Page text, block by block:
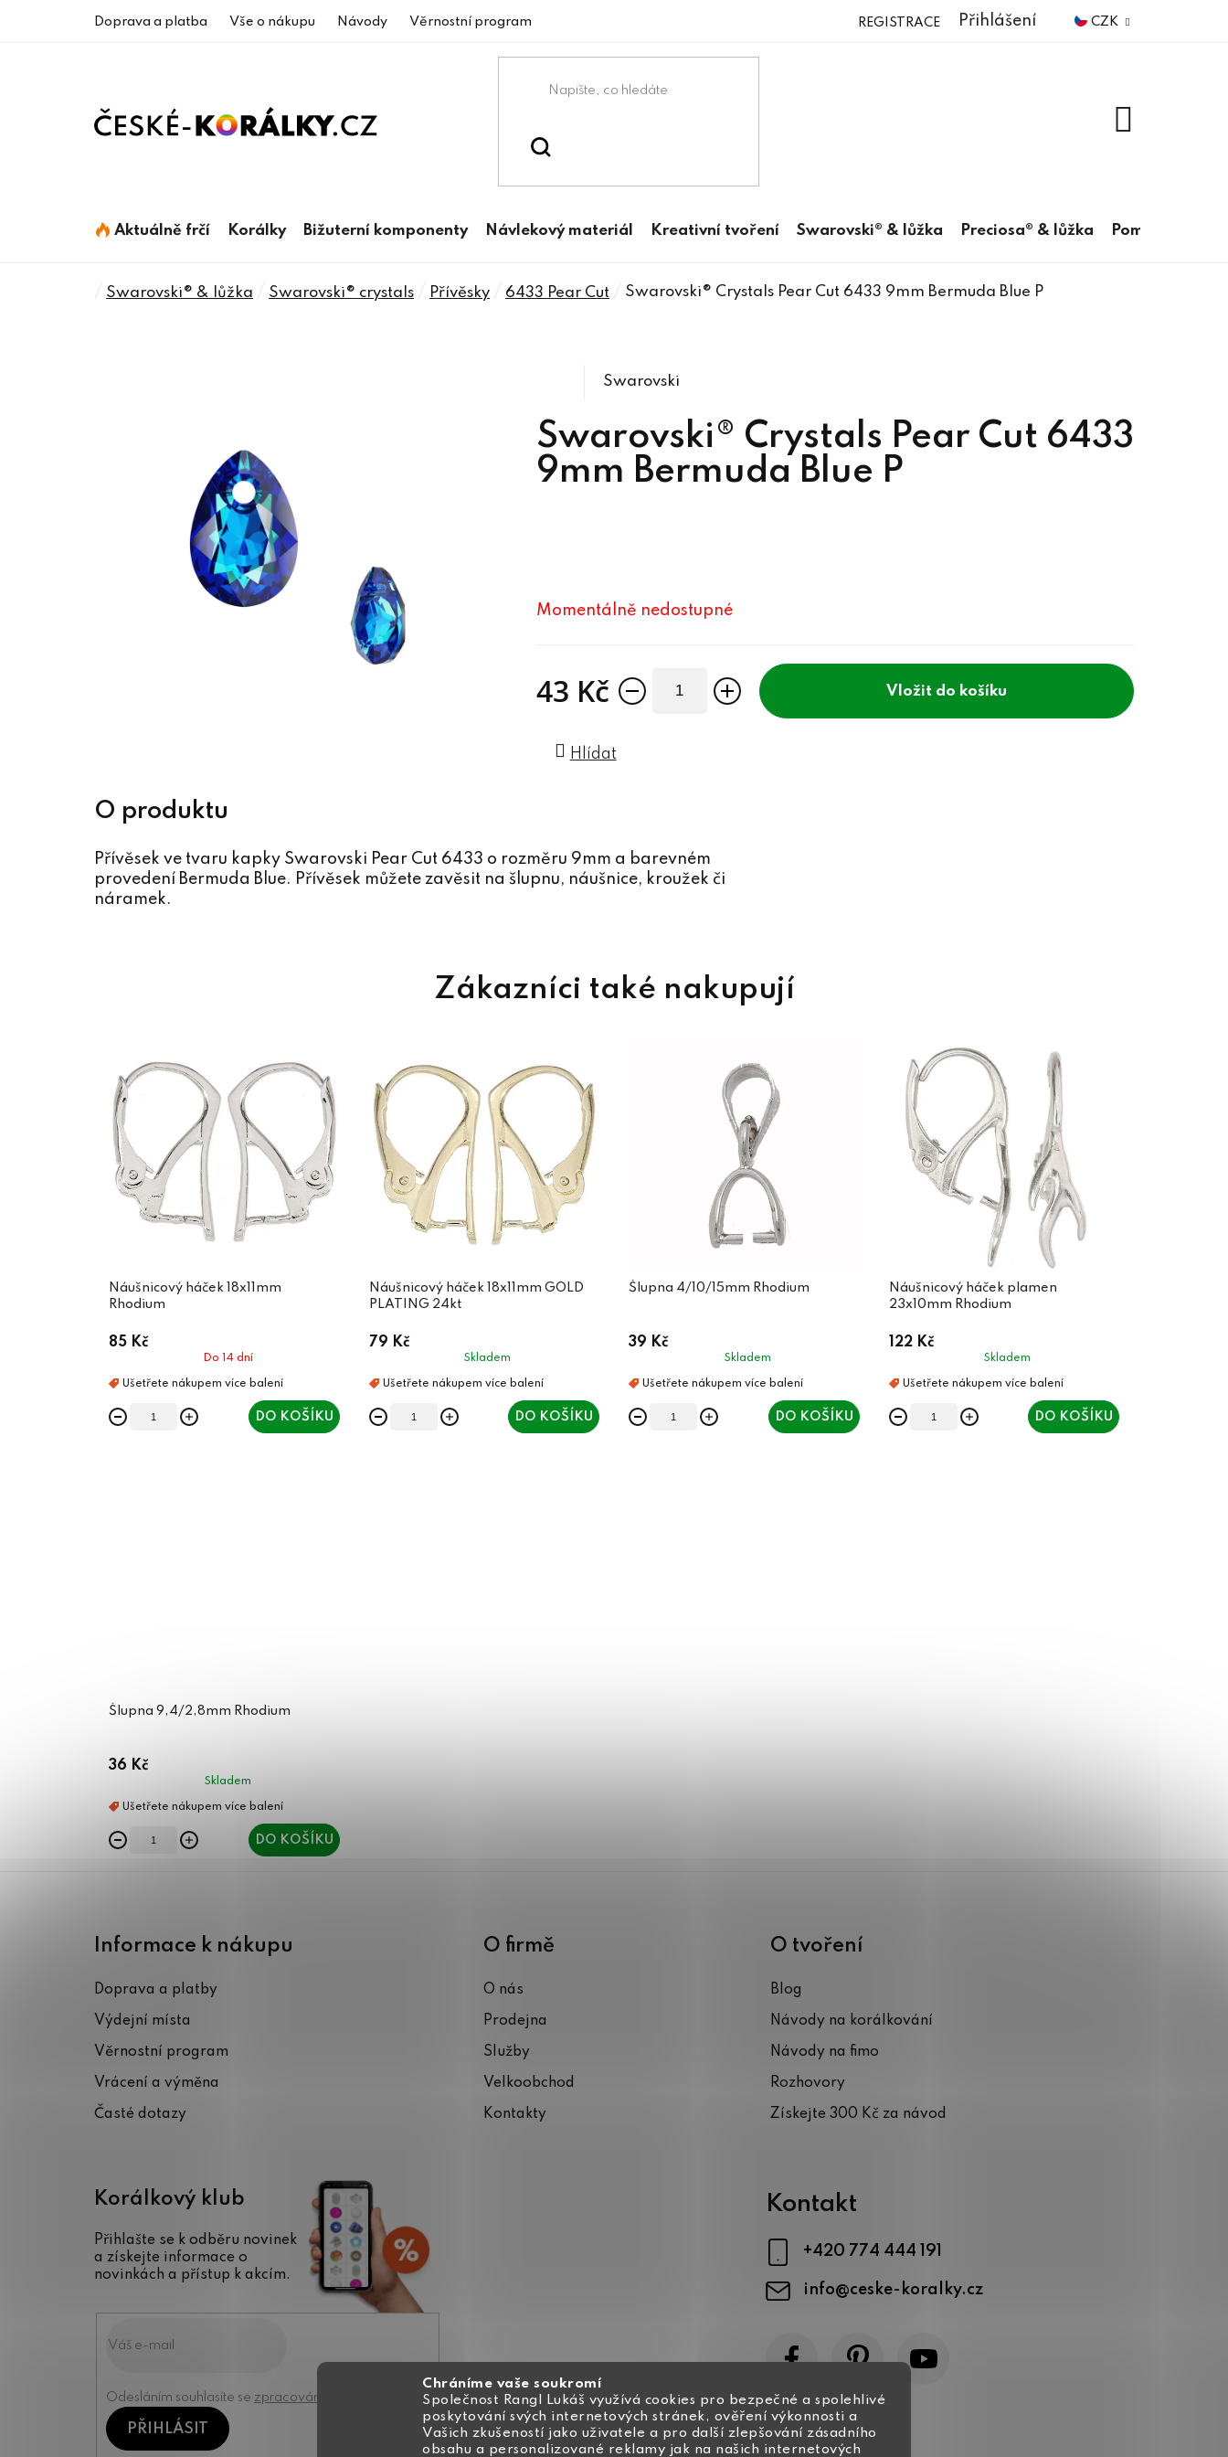
Chráníme vaše soukromí
Společnost Rangl Lukáš využívá cookies pro bezpečné a spolehlivé
poskytování svých internetových stránek, ověření výkonnosti a
Vašich zkušeností jako uživatele a pro další zlepšování zásadního
obsahu a personalizované reklamy jak na našich internetových
Doprava a platba Vše o nákupu Návody Věrnostní program CZK
Přihlášení
REGISTRACE
Aktuálně frčí Korálky Bižuterní komponenty Návlekový materiál Kreativní tvoření Swarovski® & lůžka Preciosa® & lůžka Pomůcky
Domů
Swarovski® & lůžka Swarovski® crystals Přívěsky 6433 Pear Cut Swarovski® Crystals Pear Cut 6433 9mm Bermuda Blue P
Swarovski® Crystals Pear Cut 6433
9mm Bermuda Blue P
Swarovski
Momentálně nedostupné
43 Kč do košíku
Hlídat
Přívěsek ve tvaru kapky Swarovski Pear Cut 6433 o rozměru 9mm a barevném
provedení Bermuda Blue. Přívěsek můžete zavěsit na šlupnu, náušnice, kroužek či
náramek.
Náušnicový háček 18x11mm
Rhodium
85 Kč
Do 14 dní
DO KOŠÍKU
Náušnicový háček 18x11mm GOLD
PLATING 24kt
79 Kč
Skladem
DO KOŠÍKU
Šlupna 4/10/15mm Rhodium
39 Kč
Skladem
DO KOŠÍKU
Náušnicový háček plamen
23x10mm Rhodium
122 Kč
Skladem
DO KOŠÍKU
Šlupna 9,4/2,8mm Rhodium
36 Kč
Skladem
DO KOŠÍKU
Informace k nákupu
Doprava a platby
Výdejní místa
Věrnostní program
Vrácení a výměna
Časté dotazy
O firmě
O nás
Prodejna
Služby
Velkoobchod
Kontakty
O tvoření
Blog
Návody na korálkování
Návody na fimo
Rozhovory
Získejte 300 Kč za návod
Korálkový klub
Přihlašte se k odběru novinek
a získejte informace o
novinkách a přístup k akcím.
Odesláním souhlasíte se zpracováním osobních údajů
PŘIHLÁSIT
Kontakt
info@ceske-koralky.cz
+420 774 444 191